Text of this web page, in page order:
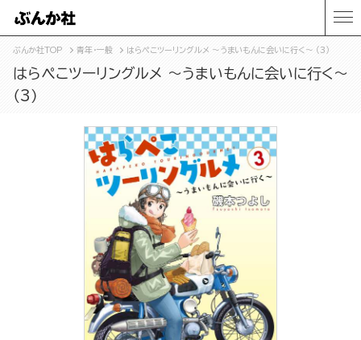
ぶんか社TOP 青年・一般 はらぺこツーリングルメ ～うまいもんに会いに行く～ （3）
はらぺこツーリングルメ ～うまいもんに会いに行く～
（3）